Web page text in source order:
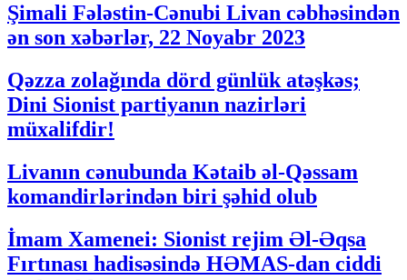
Şimali Fələstin-Cənubi Livan cəbhəsindən
ən son xəbərlər, 22 Noyabr 2023
Qəzza zolağında dörd günlük atəşkəs;
Dini Sionist partiyanın nazirləri
müxalifdir!
Livanın cənubunda Kətaib əl-Qəssam
komandirlərindən biri şəhid olub
İmam Xamenei: Sionist rejim Əl-Əqsa
Fırtınası hadisəsində HƏMAS-dan ciddi